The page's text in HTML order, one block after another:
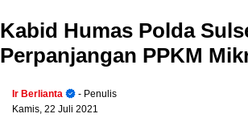
Kabid Humas Polda
Perpanjangan PPKM
Ir Berlianta
- Penulis
Kamis, 22 Juli 2021